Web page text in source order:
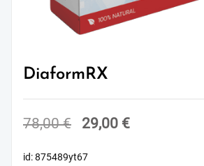
DiaformRX
78,00€
Original
29,00 €Current
id: 875489yt67